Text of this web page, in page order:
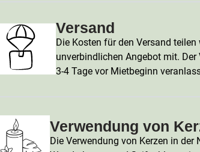
Versand
Die Kosten für den Versand teilen
unverbindlichen Angebot mit.
3-4 Tage vor Mietbeginn
Verwendung von
Die Verwendung von Kerzen in